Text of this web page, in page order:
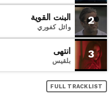
2 البنت القوية
وائل كفوري
3 انتهى
بلقيس
FULL TRACKLIST